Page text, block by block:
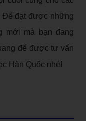
Để đạt được những
mới mà bạn đang
để được tư vấn
Hàn Quốc nhé!